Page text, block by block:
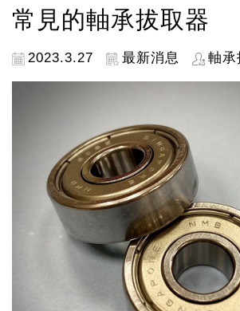
常見的軸承拔取器
2023.3.27 最新消息 軸承